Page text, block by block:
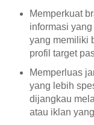
Memperkuat
informasi
yang memiliki
profil target
Memperluas
yang lebih
dijangkau
atau iklan